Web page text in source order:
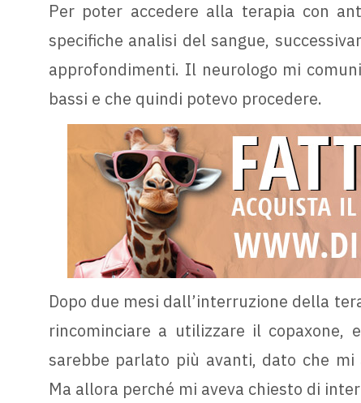
Per poter accedere alla terapia con
specifiche analisi del sangue,
approfondimenti. Il neurologo mi
bassi e che quindi potevo procedere.
Dopo due mesi dall’interruzione della
rincominciare a utilizzare il
sarebbe parlato più avanti, dato che
Ma allora perché mi aveva chiesto di